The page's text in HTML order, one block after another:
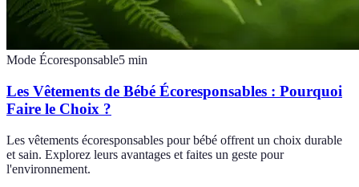
Mode Écoresponsable5 min
Les Vêtements de Bébé Écoresponsables : Pourquoi
Faire le Choix ?
Les vêtements écoresponsables pour bébé offrent un choix durable
et sain. Explorez leurs avantages et faites un geste pour
l'environnement.